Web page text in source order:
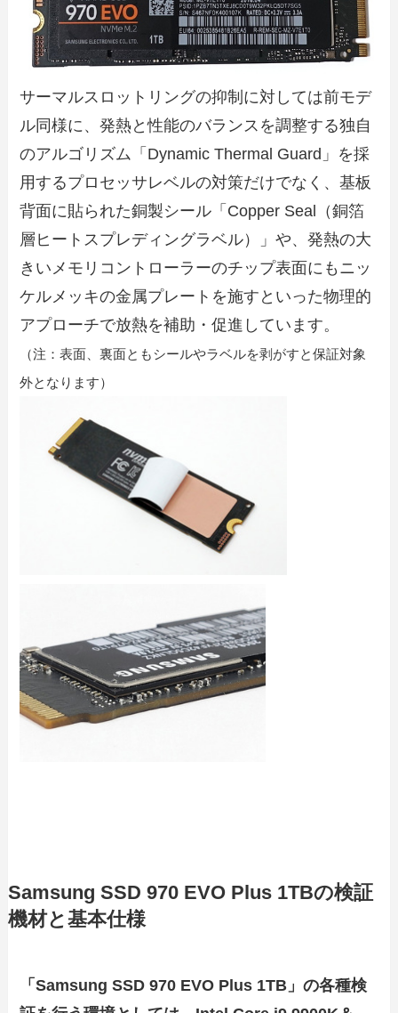
サーマルスロットリングの抑制に対しては前モデ
ル同様に、発熱と性能のバランスを調整する独自
のアルゴリズム「Dynamic Thermal Guard」を採
用するプロセッサレベルの対策だけでなく、基板
背面に貼られた銅製シール「Copper Seal（銅箔
層ヒートスプレディングラベル）」や、発熱の大
きいメモリコントローラーのチップ表面にもニッ
ケルメッキの金属プレートを施すといった物理的
アプローチで放熱を補助・促進しています。
（注：表面、裏面ともシールやラベルを剥がすと保証対象
外となります）
Samsung SSD 970 EVO Plus 1TBの検証
機材と基本仕様
「Samsung SSD 970 EVO Plus 1TB」の各種検